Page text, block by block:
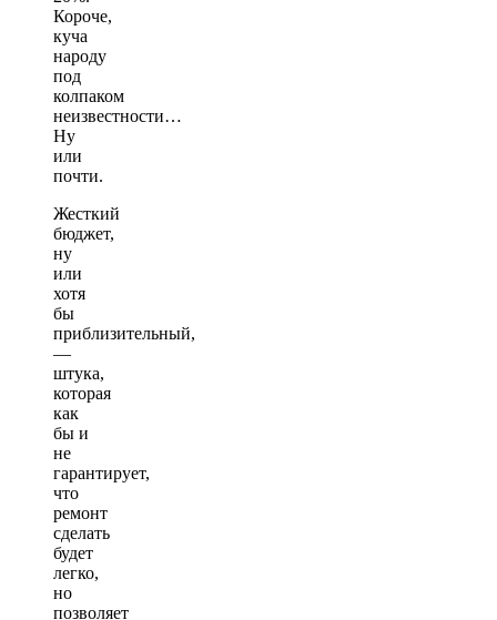
Короче,
куча
народу
под
колпаком
неизвестности…
Ну
или
почти.
Жесткий
бюджет,
ну
или
хотя
бы
приблизительный,
—
штука,
которая
как
бы и
не
гарантирует,
что
ремонт
сделать
будет
легко,
но
позволяет